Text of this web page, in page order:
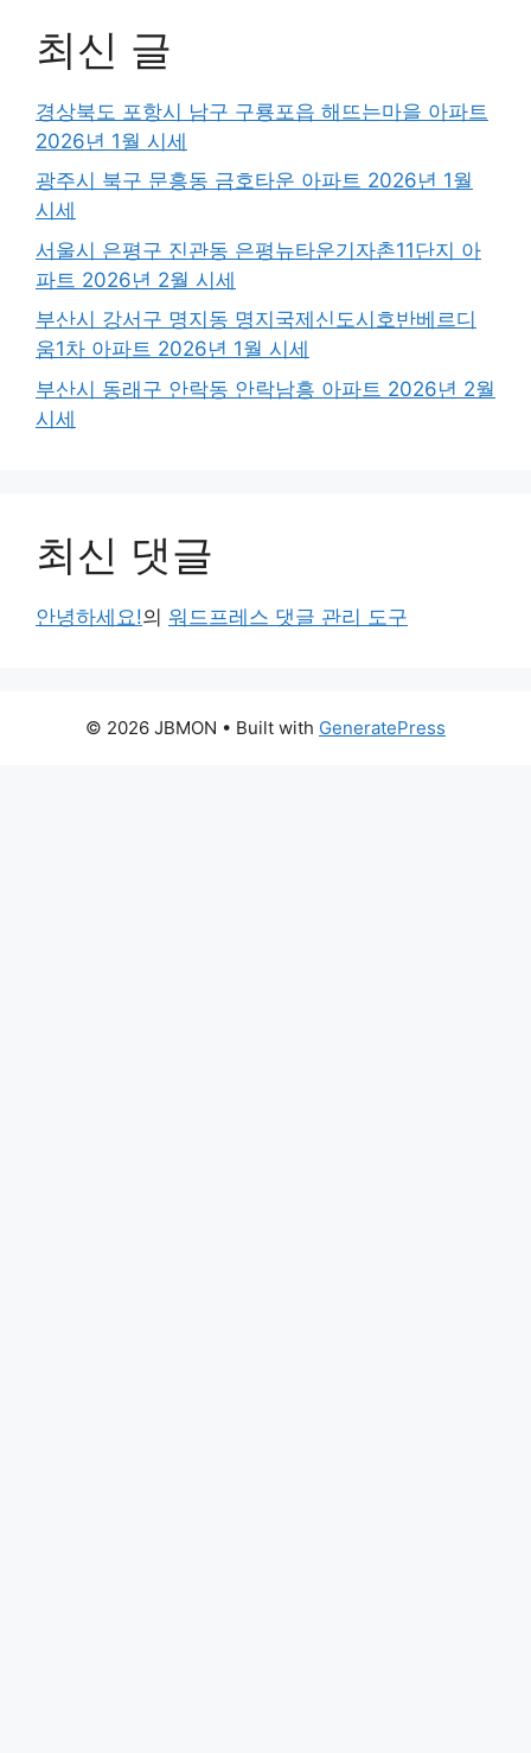
최신 글
경상북도 포항시 남구 구룡포읍 해뜨는마을 아파트
2026년 1월 시세
광주시 북구 문흥동 금호타운 아파트 2026년 1월
시세
서울시 은평구 진관동 은평뉴타운기자촌11단지 아
파트 2026년 2월 시세
부산시 강서구 명지동 명지국제신도시호반베르디
움1차 아파트 2026년 1월 시세
부산시 동래구 안락동 안락남흥 아파트 2026년 2월
시세
최신 댓글
안녕하세요!의 워드프레스 댓글 관리 도구
© 2026 JBMON • Built with GeneratePress